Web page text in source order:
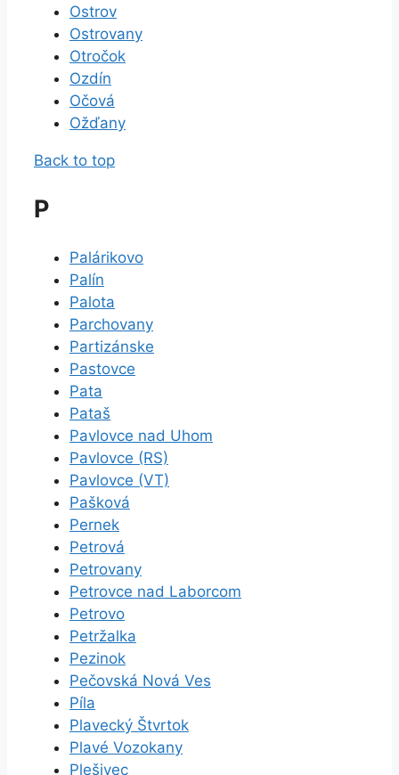
Ostrov
Ostrovany
Otročok
Ozdín
Očová
Ožďany
Back to top
P
Palárikovo
Palín
Palota
Parchovany
Partizánske
Pastovce
Pata
Pataš
Pavlovce nad Uhom
Pavlovce (RS)
Pavlovce (VT)
Pašková
Pernek
Petrová
Petrovany
Petrovce nad Laborcom
Petrovo
Petržalka
Pezinok
Pečovská Nová Ves
Píla
Plavecký Štvrtok
Plavé Vozokany
Plešivec